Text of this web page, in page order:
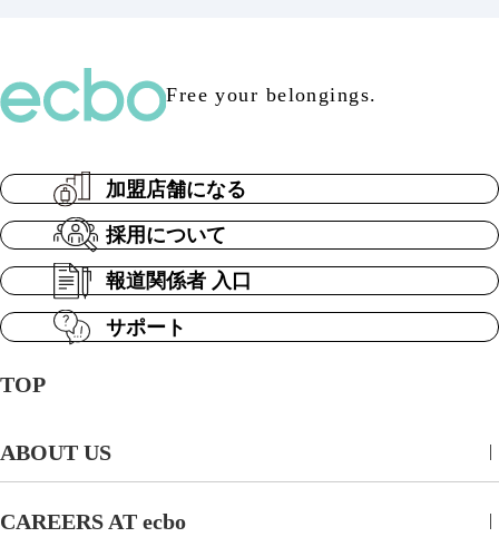
Free your belongings.
TOP
ABOUT US
CAREERS AT ecbo
加盟店舗になる
採用について
報道関係者 入口
サポート